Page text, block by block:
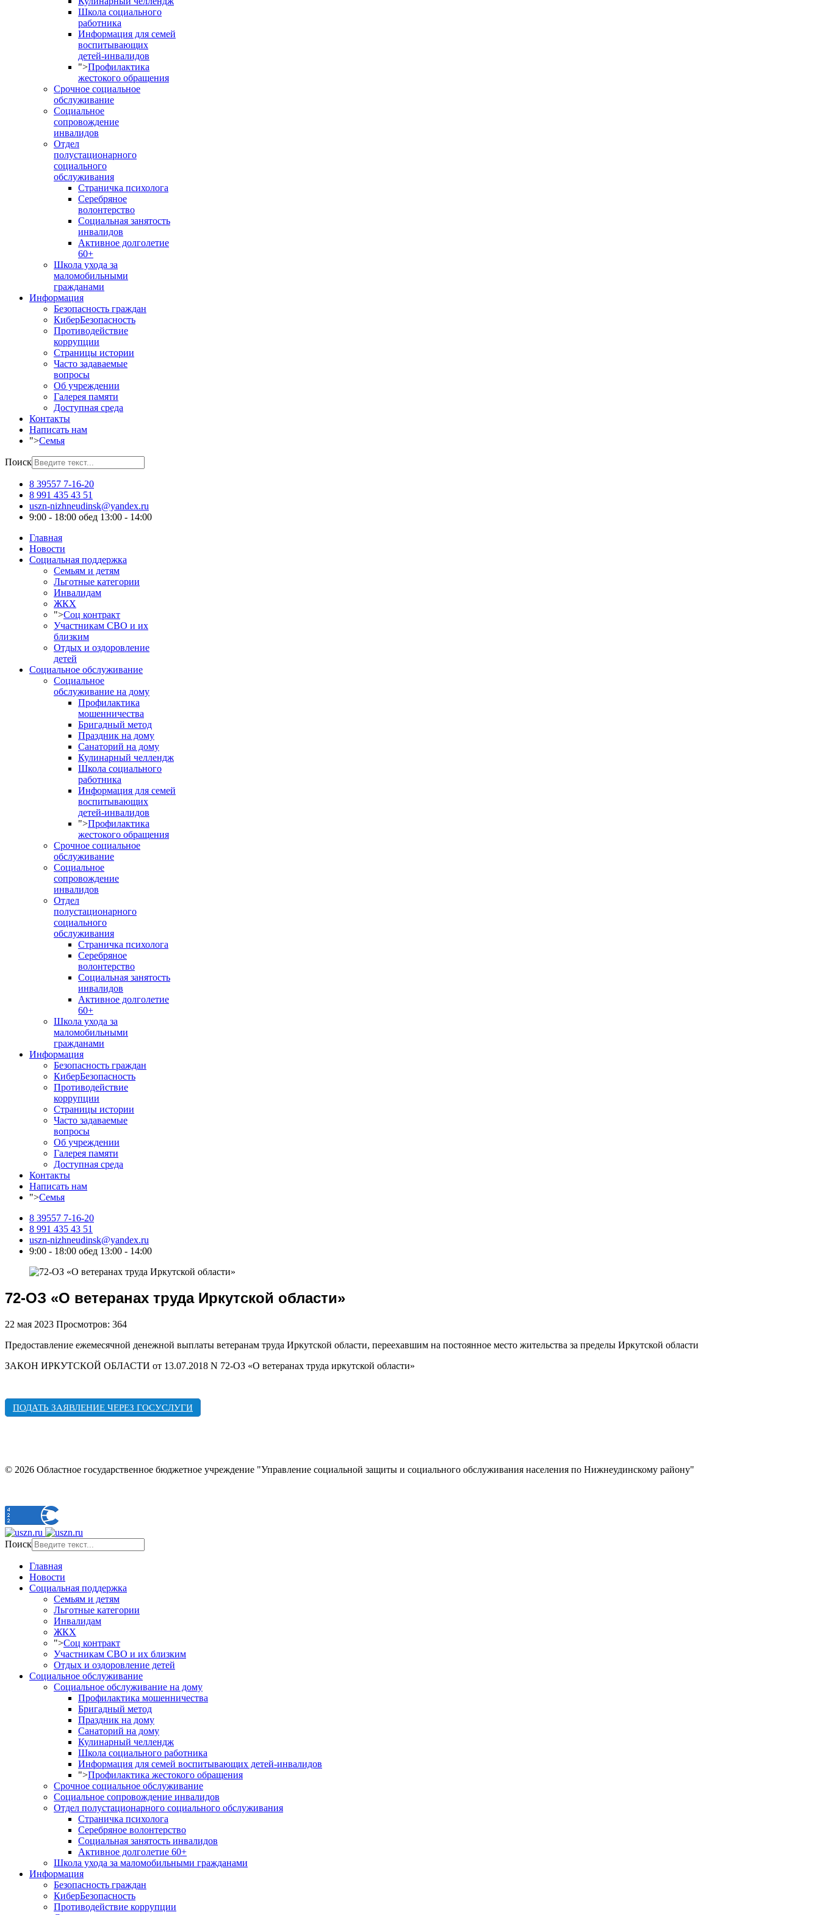
Школа социального
работника
Информация для семей
воспитывающих
детей-инвалидов
">Профилактика
жестокого обращения
Срочное социальное
обслуживание
Социальное
сопровождение
инвалидов
Отдел
полустационарного
социального
обслуживания
Страничка психолога
Серебряное
волонтерство
Социальная занятость
инвалидов
Активное долголетие
60+
Школа ухода за
маломобильными
гражданами
Информация
Безопасность граждан
КиберБезопасность
Противодействие
коррупции
Страницы истории
Часто задаваемые
вопросы
Об учреждении
Галерея памяти
Доступная среда
Контакты
Написать нам
">Семья
Поиск
8 39557 7-16-20
8 991 435 43 51
uszn-nizhneudinsk@yandex.ru
9:00 - 18:00 обед 13:00 - 14:00
Главная
Новости
Социальная поддержка
Семьям и детям
Льготные категории
Инвалидам
ЖКХ
">Соц контракт
Участникам СВО и их
близким
Отдых и оздоровление
детей
Социальное обслуживание
Социальное
обслуживание на дому
Профилактика
мошенничества
Бригадный метод
Праздник на дому
Санаторий на дому
Кулинарный челлендж
Школа социального
работника
Информация для семей
воспитывающих
детей-инвалидов
">Профилактика
жестокого обращения
Срочное социальное
обслуживание
Социальное
сопровождение
инвалидов
Отдел
полустационарного
социального
обслуживания
Страничка психолога
Серебряное
волонтерство
Социальная занятость
инвалидов
Активное долголетие
60+
Школа ухода за
маломобильными
гражданами
Информация
Безопасность граждан
КиберБезопасность
Противодействие
коррупции
Страницы истории
Часто задаваемые
вопросы
Об учреждении
Галерея памяти
Доступная среда
Контакты
Написать нам
">Семья
8 39557 7-16-20
8 991 435 43 51
uszn-nizhneudinsk@yandex.ru
9:00 - 18:00 обед 13:00 - 14:00
72-ОЗ «О ветеранах труда Иркутской области»
22 мая 2023 Просмотров: 364
Предоставление ежемесячной денежной выплаты ветеранам труда Иркутской области, переехавшим на постоянное место жительства за пределы Иркутской области
ЗАКОН ИРКУТСКОЙ ОБЛАСТИ от 13.07.2018 N 72-ОЗ «О ветеранах труда иркутской области»
ПОДАТЬ ЗАЯВЛЕНИЕ ЧЕРЕЗ ГОСУСЛУГИ
© 2026 Областное государственное бюджетное учреждение "Управление социальной защиты и социального обслуживания населения по Нижнеудинскому району"
Поиск
Главная
Новости
Социальная поддержка
Семьям и детям
Льготные категории
Инвалидам
ЖКХ
">Соц контракт
Участникам СВО и их близким
Отдых и оздоровление детей
Социальное обслуживание
Социальное обслуживание на дому
Профилактика мошенничества
Бригадный метод
Праздник на дому
Санаторий на дому
Кулинарный челлендж
Школа социального работника
Информация для семей воспитывающих детей-инвалидов
">Профилактика жестокого обращения
Срочное социальное обслуживание
Социальное сопровождение инвалидов
Отдел полустационарного социального обслуживания
Страничка психолога
Серебряное волонтерство
Социальная занятость инвалидов
Активное долголетие 60+
Школа ухода за маломобильными гражданами
Информация
Безопасность граждан
КиберБезопасность
Противодействие коррупции